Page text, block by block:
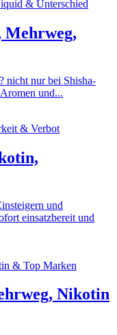
Mehrweg,
nicht nur bei Shisha-
und...
und
einsatzbereit und
Nikotin